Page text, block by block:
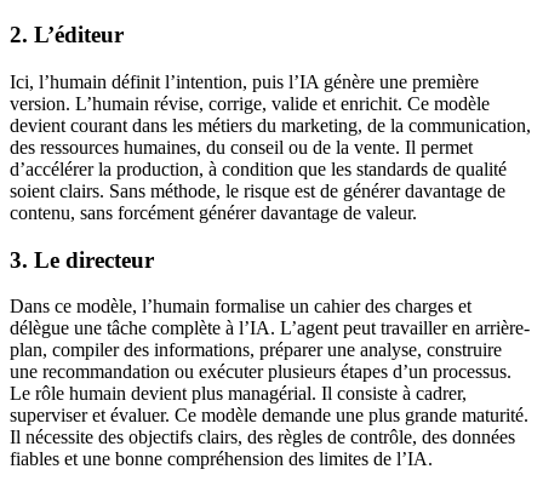
2. L’éditeur
Ici, l’humain définit l’intention, puis l’IA génère une première
version. L’humain révise, corrige, valide et enrichit. Ce modèle
devient courant dans les métiers du marketing, de la communication,
des ressources humaines, du conseil ou de la vente. Il permet
d’accélérer la production, à condition que les standards de qualité
soient clairs. Sans méthode, le risque est de générer davantage de
contenu, sans forcément générer davantage de valeur.
3. Le directeur
Dans ce modèle, l’humain formalise un cahier des charges et
délègue une tâche complète à l’IA. L’agent peut travailler en arrière-
plan, compiler des informations, préparer une analyse, construire
une recommandation ou exécuter plusieurs étapes d’un processus.
Le rôle humain devient plus managérial. Il consiste à cadrer,
superviser et évaluer. Ce modèle demande une plus grande maturité.
Il nécessite des objectifs clairs, des règles de contrôle, des données
fiables et une bonne compréhension des limites de l’IA.